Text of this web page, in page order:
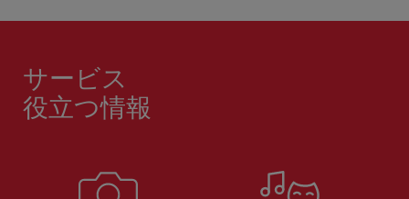
サービス
役立つ情報